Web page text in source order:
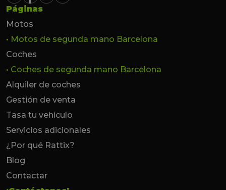
Páginas
Motos
• Motos de segunda mano Barcelona
Coches
• Coches de segunda mano Barcelona
Alquiler de coches
Gestión de venta
Tasa tu vehículo
Servicios adicionales
¿Por qué Rattix?
Blog
Contactar